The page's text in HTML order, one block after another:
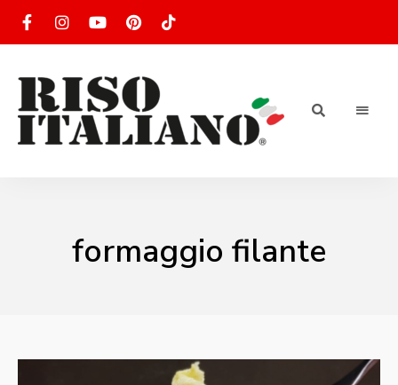
Ricettario
di ricette
formaggio filante